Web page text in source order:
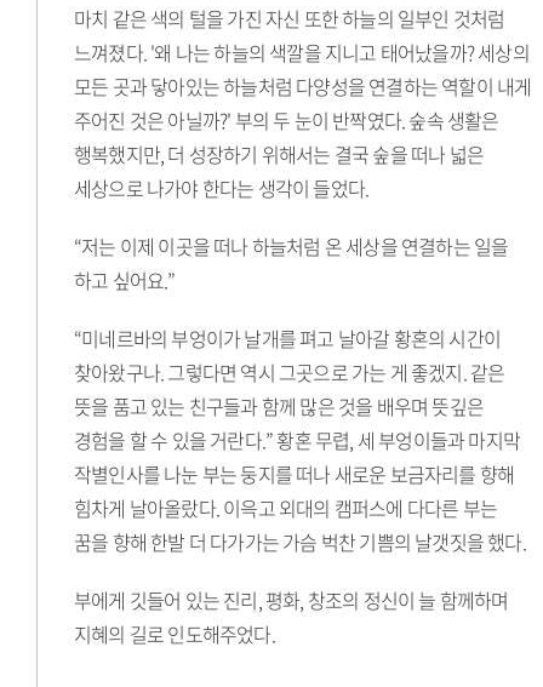
마치 같은 색의 털을 가진 자신 또한 하늘의 일부인 것처럼
느껴졌다. '왜 나는 하늘의 색깔을 지니고 태어났을까? 세상의
모든 곳과 닿아있는 하늘처럼 다양성을 연결하는 역할이 내게
주어진 것은 아닐까?' 부의 두 눈이 반짝였다. 숲속 생활은
행복했지만, 더 성장하기 위해서는 결국 숲을 떠나 넓은
세상으로 나가야 한다는 생각이 들었다.
“저는 이제 이곳을 떠나 하늘처럼 온 세상을 연결하는 일을
하고 싶어요.”
“미네르바의 부엉이가 날개를 펴고 날아갈 황혼의 시간이
찾아왔구나. 그렇다면 역시 그곳으로 가는 게 좋겠지. 같은
뜻을 품고 있는 친구들과 함께 많은 것을 배우며 뜻깊은
경험을 할 수 있을 거란다.” 황혼 무렵, 세 부엉이들과 마지막
작별인사를 나눈 부는 둥지를 떠나 새로운 보금자리를 향해
힘차게 날아올랐다. 이윽고 외대의 캠퍼스에 다다른 부는
꿈을 향해 한발 더 다가가는 가슴 벅찬 기쁨의 날갯짓을 했다.
부에게 깃들어 있는 진리, 평화, 창조의 정신이 늘 함께하며
지혜의 길로 인도해주었다.